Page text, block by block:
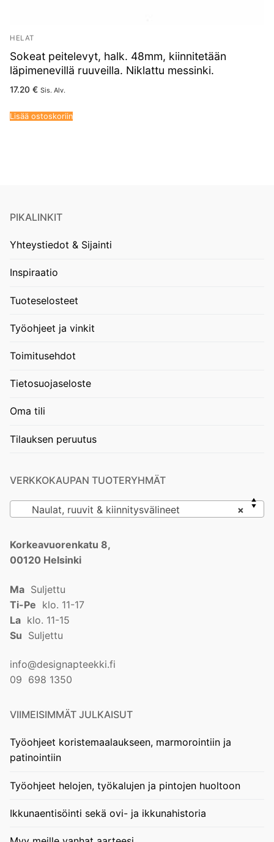
HELAT
Sokeat peitelevyt, halk. 48mm, kiinnitetään
läpimenevillä ruuveilla. Niklattu messinki.
17.20 € Sis. Alv.
Lisää ostoskoriin
PIKALINKIT
Yhteystiedot & Sijainti
Inspiraatio
Tuoteselosteet
Työohjeet ja vinkit
Toimitusehdot
Tietosuojaseloste
Oma tili
Tilauksen peruutus
VERKKOKAUPAN TUOTERYHMÄT
×
Naulat, ruuvit & kiinnitysvälineet
Korkeavuorenkatu 8,
00120 Helsinki
Ma Suljettu
Ti-Pe klo. 11-17
La klo. 11-15
Su Suljettu
info@designapteekki.fi
09 698 1350
VIIMEISIMMÄT JULKAISUT
Työohjeet koristemaalaukseen, marmorointiin ja
patinointiin
Työohjeet helojen, työkalujen ja pintojen huoltoon
Ikkunaentisöinti sekä ovi- ja ikkunahistoria